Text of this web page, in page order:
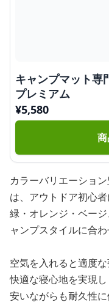
キャンプマット専
プレミアム
¥5,580
カラーバリエーショ
は、アウトドア初心者
緑・オレンジ・ベー
ャンプスタイルに合
空気を入れると適度
快適な寝心地を実現し
安いながらも耐久性